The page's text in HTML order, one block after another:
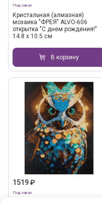
Под заказ
Кристальная (алмазная)
мозаика "ФРЕЯ" ALVO-606
открытка "С днем рождения!"
14.8 х 10.5 см
В корзину
1519 ₽
Под заказ